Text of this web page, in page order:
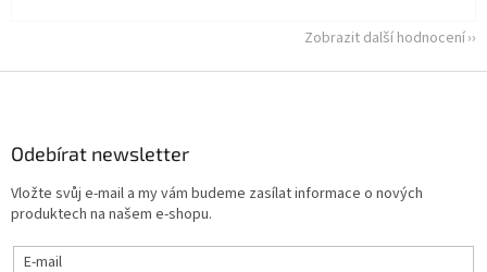
Zobrazit další hodnocení
Odebírat newsletter
Vložte svůj e-mail a my vám budeme zasílat informace o nových
produktech na našem e-shopu.
E-mail